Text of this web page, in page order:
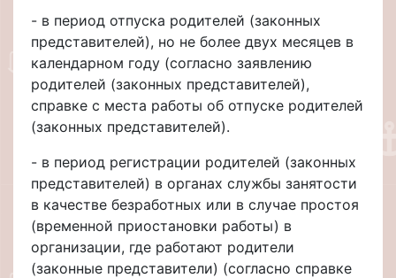
- в период отпуска родителей (законных
представителей), но не более двух месяцев в
календарном году (согласно заявлению
родителей (законных представителей),
справке с места работы об отпуске родителей
(законных представителей).
- в период регистрации родителей (законных
представителей) в органах службы занятости
в качестве безработных или в случае простоя
(временной приостановки работы) в
организации, где работают родители
(законные представители) (согласно справке